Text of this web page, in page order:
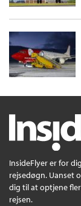
InsideFlyer er for
rejsedøgn. Uanset
dig til at optjene
rejsen.